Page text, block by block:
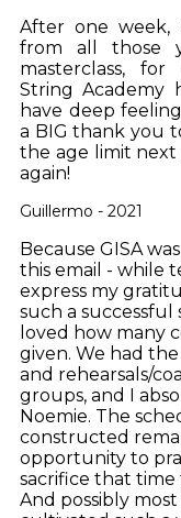
After one week,
from all those
masterclass,
String Academy
have deep
a BIG thank you
the age limit
again!
Guillermo - 2021
Because GISA
this email - while
express my
such a successful
loved how many
given. We had
and rehearsals/
groups, and I
Noemie. The
constructed
opportunity to
sacrifice that time
And possibly